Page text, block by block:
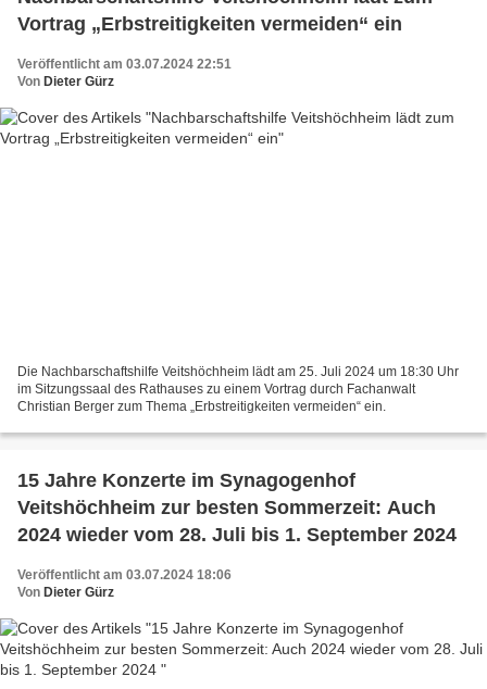
Vortrag „Erbstreitigkeiten vermeiden“ ein
Veröffentlicht am 03.07.2024 22:51
Von Dieter Gürz
Die Nachbarschaftshilfe Veitshöchheim lädt am 25. Juli 2024 um 18:30 Uhr
im Sitzungssaal des Rathauses zu einem Vortrag durch Fachanwalt
Christian Berger zum Thema „Erbstreitigkeiten vermeiden“ ein.
15 Jahre Konzerte im Synagogenhof
Veitshöchheim zur besten Sommerzeit: Auch
2024 wieder vom 28. Juli bis 1. September 2024
Veröffentlicht am 03.07.2024 18:06
Von Dieter Gürz